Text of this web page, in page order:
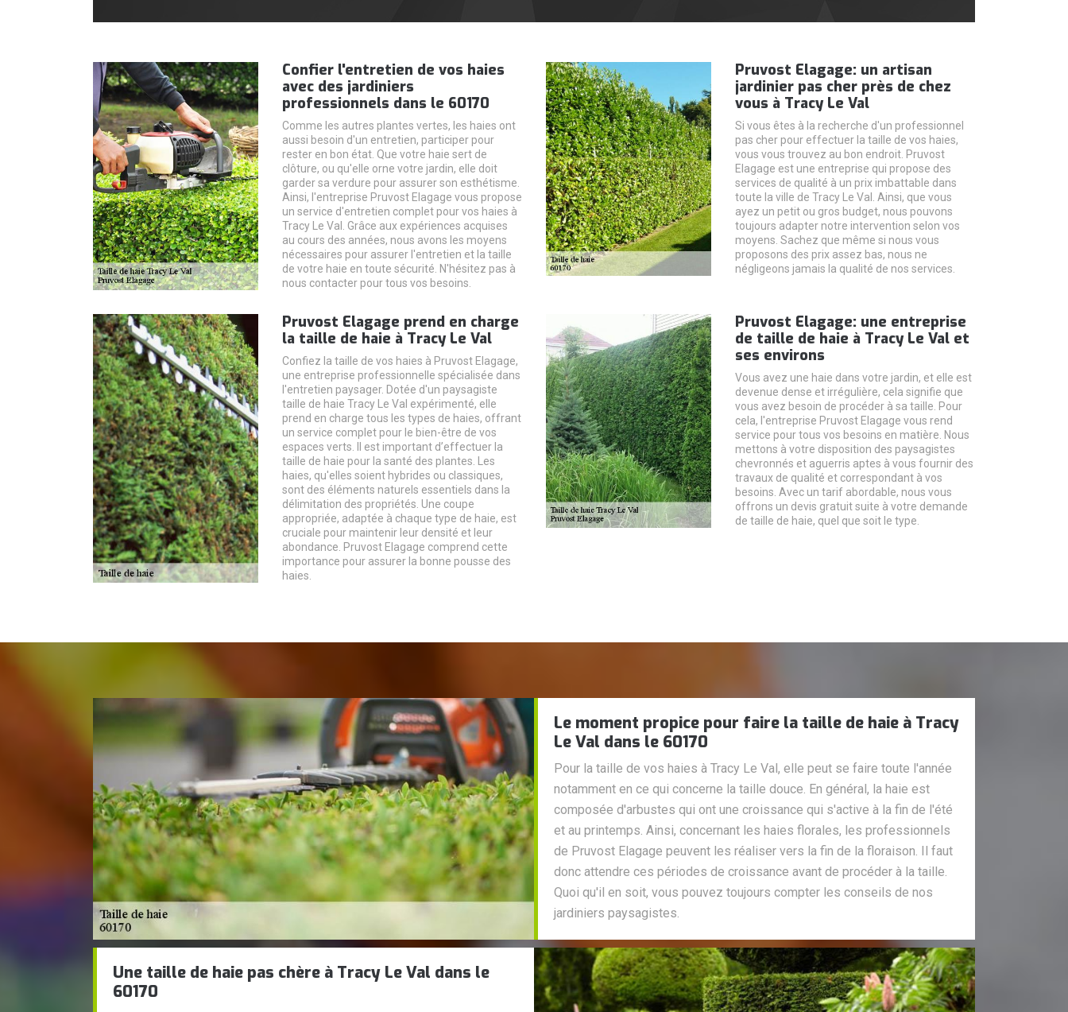
Confier l'entretien de vos haies
avec des jardiniers
professionnels dans le 60170
Comme les autres plantes vertes, les haies ont
aussi besoin d'un entretien, participer pour
rester en bon état. Que votre haie sert de
clôture, ou qu'elle orne votre jardin, elle doit
garder sa verdure pour assurer son esthétisme.
Ainsi, l'entreprise Pruvost Elagage vous propose
un service d'entretien complet pour vos haies à
Tracy Le Val. Grâce aux expériences acquises
au cours des années, nous avons les moyens
nécessaires pour assurer l'entretien et la taille
de votre haie en toute sécurité. N'hésitez pas à
nous contacter pour tous vos besoins.
Pruvost Elagage: un artisan
jardinier pas cher près de chez
vous à Tracy Le Val
Si vous êtes à la recherche d'un professionnel
pas cher pour effectuer la taille de vos haies,
vous vous trouvez au bon endroit. Pruvost
Elagage est une entreprise qui propose des
services de qualité à un prix imbattable dans
toute la ville de Tracy Le Val. Ainsi, que vous
ayez un petit ou gros budget, nous pouvons
toujours adapter notre intervention selon vos
moyens. Sachez que même si nous vous
proposons des prix assez bas, nous ne
négligeons jamais la qualité de nos services.
Pruvost Elagage prend en charge
la taille de haie à Tracy Le Val
Confiez la taille de vos haies à Pruvost Elagage,
une entreprise professionnelle spécialisée dans
l'entretien paysager. Dotée d'un paysagiste
taille de haie Tracy Le Val expérimenté, elle
prend en charge tous les types de haies, offrant
un service complet pour le bien-être de vos
espaces verts. Il est important d’effectuer la
taille de haie pour la santé des plantes. Les
haies, qu'elles soient hybrides ou classiques,
sont des éléments naturels essentiels dans la
délimitation des propriétés. Une coupe
appropriée, adaptée à chaque type de haie, est
cruciale pour maintenir leur densité et leur
abondance. Pruvost Elagage comprend cette
importance pour assurer la bonne pousse des
haies.
Pruvost Elagage: une entreprise
de taille de haie à Tracy Le Val et
ses environs
Vous avez une haie dans votre jardin, et elle est
devenue dense et irrégulière, cela signifie que
vous avez besoin de procéder à sa taille. Pour
cela, l'entreprise Pruvost Elagage vous rend
service pour tous vos besoins en matière. Nous
mettons à votre disposition des paysagistes
chevronnés et aguerris aptes à vous fournir des
travaux de qualité et correspondant à vos
besoins. Avec un tarif abordable, nous vous
offrons un devis gratuit suite à votre demande
de taille de haie, quel que soit le type.
Le moment propice pour faire la taille de haie à Tracy
Le Val dans le 60170
Pour la taille de vos haies à Tracy Le Val, elle peut se faire toute l'année
notamment en ce qui concerne la taille douce. En général, la haie est
composée d'arbustes qui ont une croissance qui s'active à la fin de l'été
et au printemps. Ainsi, concernant les haies florales, les professionnels
de Pruvost Elagage peuvent les réaliser vers la fin de la floraison. Il faut
donc attendre ces périodes de croissance avant de procéder à la taille.
Quoi qu'il en soit, vous pouvez toujours compter les conseils de nos
jardiniers paysagistes.
Une taille de haie pas chère à Tracy Le Val dans le
60170